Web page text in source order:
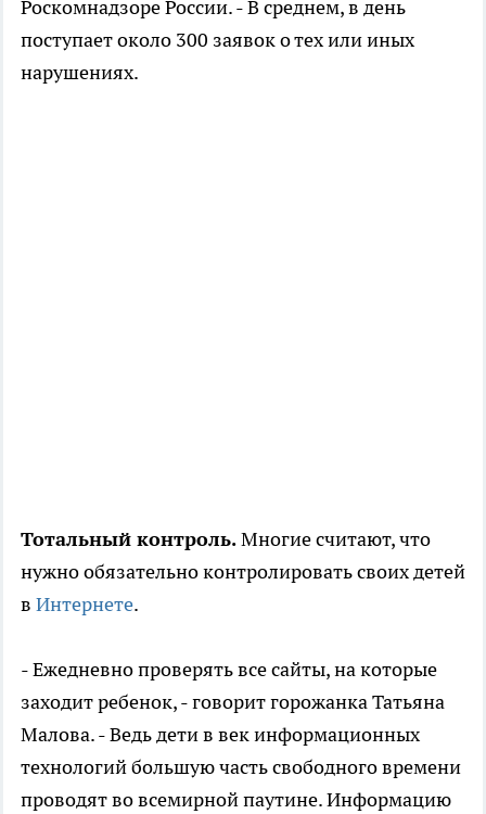
Роскомнадзоре России. - В среднем, в день
поступает около 300 заявок о тех или иных
нарушениях.
Тотальный контроль.Многие считают, что
нужно обязательно контролировать своих детей
в Интернете.
- Ежедневно проверять все сайты, на которые
заходит ребенок, - говорит горожанка Татьяна
Малова. - Ведь дети в век информационных
технологий большую часть свободного времени
проводят во всемирной паутине. Информацию